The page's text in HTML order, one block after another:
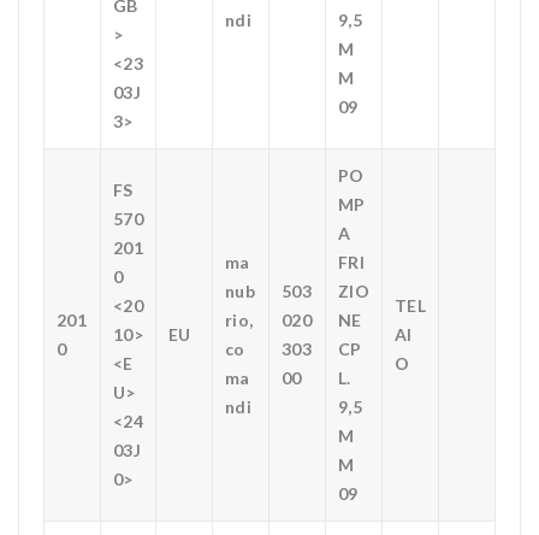
GB
>
<23
03J
3>
ndi
9,5
M
M
09
201
0
FS
570
201
0
<20
10>
<E
U>
<24
03J
0>
EU
ma
nub
rio,
co
ma
ndi
503
020
303
00
PO
MP
A
FRI
ZIO
NE
CP
L.
9,5
M
M
09
TEL
AI
O